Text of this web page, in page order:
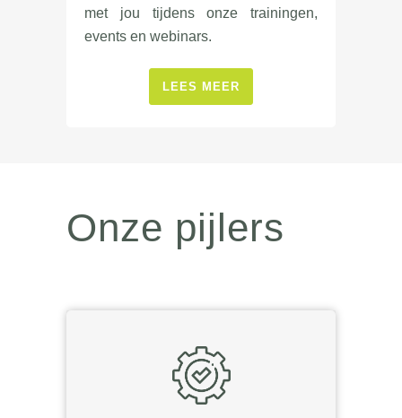
met jou tijdens onze trainingen,
events en webinars.
LEES MEER
Onze pijlers